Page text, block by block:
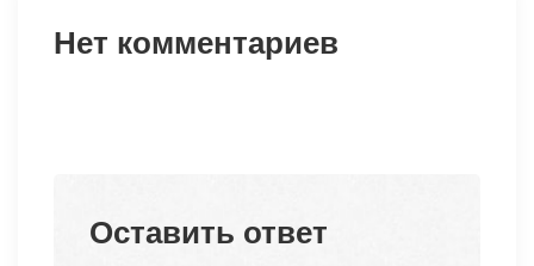
Нет комментариев
Оставить ответ